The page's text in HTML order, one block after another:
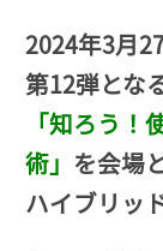
2024年3月
第12弾とな
「知ろう
術」 を会場
ハイブリッ